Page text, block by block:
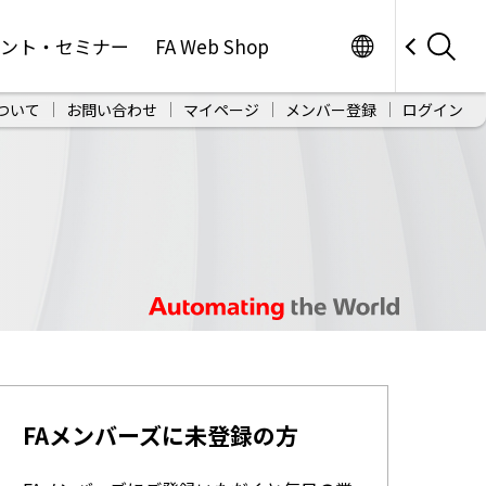
ト・セミナー FA Web Shop
いて お問い合わせ マイページ メンバー登録 ログイン
FAメンバーズに未登録の方